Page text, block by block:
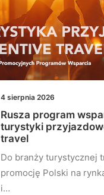
4 sierpnia 2026
Rusza program
turystyki
travel
Do branży turystycznej
promocję Polski na
i…